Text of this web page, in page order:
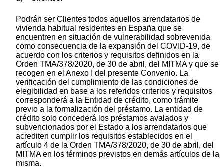
Podrán ser Clientes todos aquellos arrendatarios de
vivienda habitual residentes en España que se
encuentren en situación de vulnerabilidad sobrevenida
como consecuencia de la expansión del COVID-19, de
acuerdo con los criterios y requisitos definidos en la
Orden TMA/378/2020, de 30 de abril, del MITMA y que se
recogen en el Anexo I del presente Convenio. La
verificación del cumplimiento de las condiciones de
elegibilidad en base a los referidos criterios y requisitos
corresponderá a la Entidad de crédito, como trámite
previo a la formalización del préstamo. La entidad de
crédito solo concederá los préstamos avalados y
subvencionados por el Estado a los arrendatarios que
acrediten cumplir los requisitos establecidos en el
artículo 4 de la Orden TMA/378/2020, de 30 de abril, del
MITMA en los términos previstos en demás artículos de la
misma.